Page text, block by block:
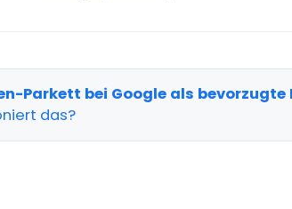
Parkett bei Google als
das?